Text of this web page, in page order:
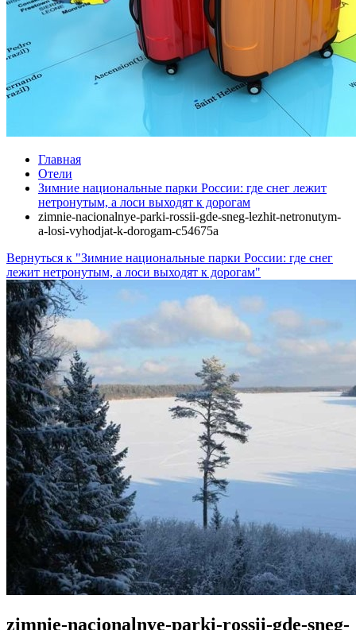
Главная
Отели
Зимние национальные парки России: где снег лежит
нетронутым, а лоси выходят к дорогам
zimnie-nacionalnye-parki-rossii-gde-sneg-lezhit-netronutym-
a-losi-vyhodjat-k-dorogam-c54675a
Вернуться к "Зимние национальные парки России: где снег
лежит нетронутым, а лоси выходят к дорогам"
zimnie-nacionalnye-parki-rossii-gde-sneg-